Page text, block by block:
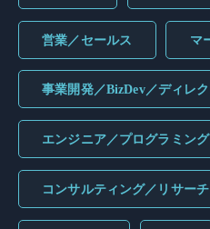
営業／セールス マ
事業開発／BizDev／ディレ
エンジニア／プログラミング
コンサルティング／リサーチ